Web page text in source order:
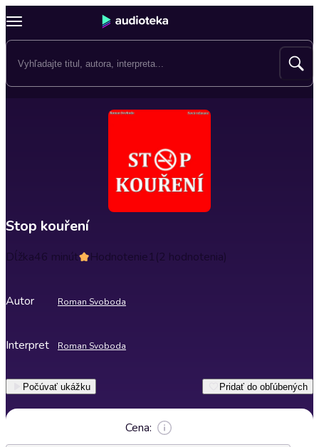
Stop kouření
Dĺžka46 minút Hodnotenie1(2 hodnotenia)
Autor Roman Svoboda
Interpret Roman Svoboda
Počúvať ukážku Pridať do obľúbených
Cena: